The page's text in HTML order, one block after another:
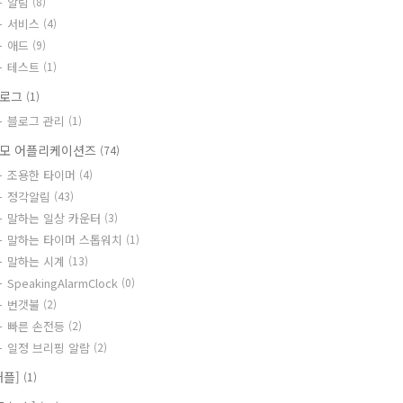
서비스 (4)
애드 (9)
테스트 (1)
그 (1)
블로그 관리 (1)
어플리케이션즈 (74)
조용한 타이머 (4)
정각알림 (43)
말하는 일상 카운터 (3)
말하는 타이머 스톱워치 (1)
말하는 시계 (13)
SpeakingAlarmClock (0)
번갯불 (2)
빠른 손전등 (2)
일정 브리핑 알람 (2)
플] (1)